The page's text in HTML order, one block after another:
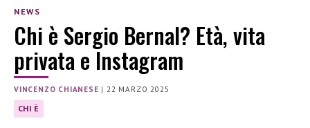
NEWS
Chi è Sergio Bernal? Età, vita
privata e Instagram
VINCENZO CHIANESE |22 MARZO 2025
CHI È